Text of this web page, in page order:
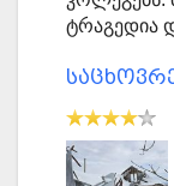
ტრაგედია